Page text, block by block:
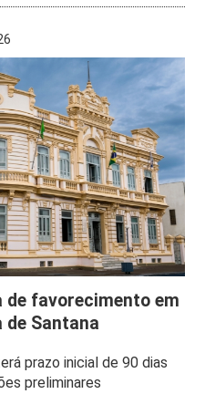
de favorecimento em
de Santana
prazo inicial de 90 dias
preliminares